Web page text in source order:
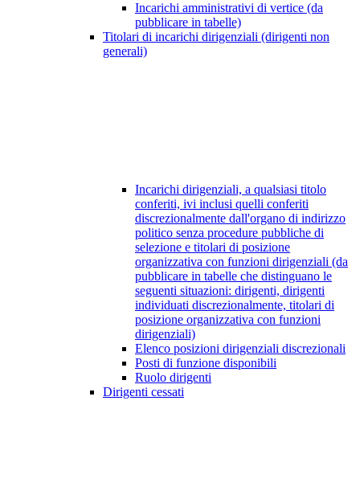
Incarichi amministrativi di vertice (da
pubblicare in tabelle)
Titolari di incarichi dirigenziali (dirigenti non
generali)
Incarichi dirigenziali, a qualsiasi titolo
conferiti, ivi inclusi quelli conferiti
discrezionalmente dall'organo di indirizzo
politico senza procedure pubbliche di
selezione e titolari di posizione
organizzativa con funzioni dirigenziali (da
pubblicare in tabelle che distinguano le
seguenti situazioni: dirigenti, dirigenti
individuati discrezionalmente, titolari di
posizione organizzativa con funzioni
dirigenziali)
Elenco posizioni dirigenziali discrezionali
Posti di funzione disponibili
Ruolo dirigenti
Dirigenti cessati